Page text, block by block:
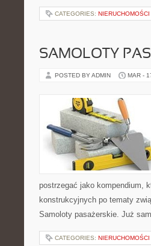
CATEGORIES: NIERUCHOMOŚCI
SAMOLOTY
POSTED BY ADMIN MAR -
postrzegać jako kompendium,
konstrukcyjnych po tematy
Samoloty pasażerskie. Już
CATEGORIES: NIERUCHOMOŚCI